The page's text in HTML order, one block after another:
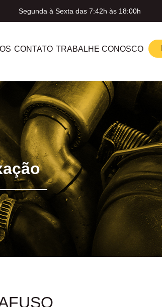
Segunda à Sexta das 7:42h às 18:00h
CONTATO TRABALHE CONOSCO